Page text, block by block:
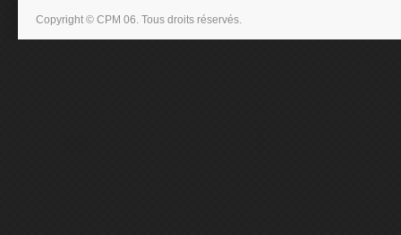
Copyright © CPM 06. Tous droits réservés.